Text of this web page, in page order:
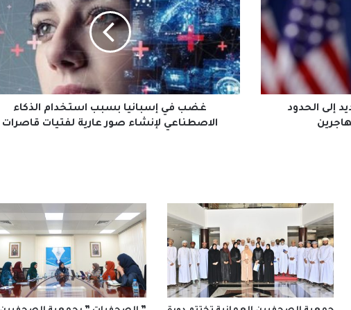
800 جندي جديد إلى الحدود
إسبانيا
بسبب
استخدام
الذكاء
الاصطناعي
لإنشاء
صور
غضب في إسبانيا بسبب استخدام الذكاء
الاصطناعي لإنشاء صور عارية لفتيات قاصرات